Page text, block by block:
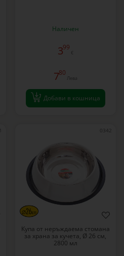
Наличен
399
€
780
Лева
Добави в кошница
0342
Купа от неръждаема стомана
за храна за кучета, Ø 26 см,
2800 мл